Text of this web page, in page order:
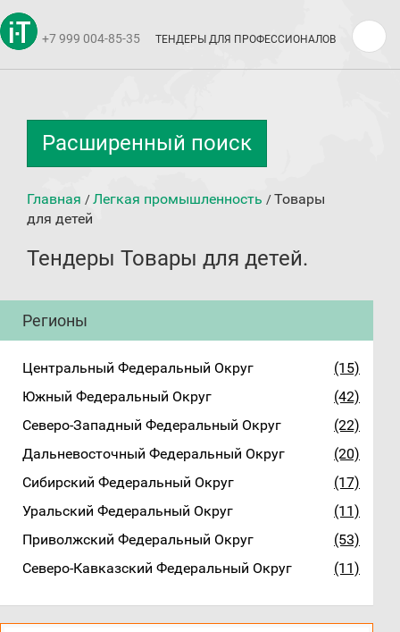
+7 999 004-85-35 ТЕНДЕРЫ ДЛЯ ПРОФЕССИОНАЛОВ
Расширенный поиск
Главная /Легкая промышленность /Товары
для детей
Тендеры Товары для детей.
Регионы
Центральный Федеральный Округ
(15)
Южный Федеральный Округ
(42)
Северо-Западный Федеральный Округ
(22)
Дальневосточный Федеральный Округ
(20)
Сибирский Федеральный Округ
(17)
Уральский Федеральный Округ
(11)
Приволжский Федеральный Округ
(53)
Северо-Кавказский Федеральный Округ
(11)